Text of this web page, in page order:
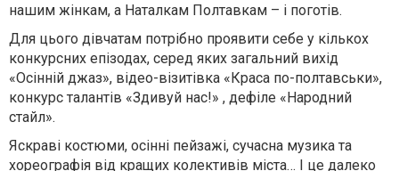
нашим жінкам, а Наталкам Полтавкам – і поготів.
Для цього дівчатам потрібно проявити себе у кількох
конкурсних епізодах, серед яких загальний вихід
«Осінній джаз», відео-візитівка «Краса по-полтавськи»,
конкурс талантів «Здивуй нас!» , дефіле «Народний
стайл».
Яскраві костюми, осінні пейзажі, сучасна музика та
хореографія від кращих колективів міста… І це далеко